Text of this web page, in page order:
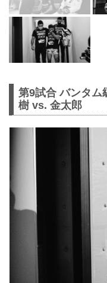
第9試合 バンタム
樹 vs. 金太郎